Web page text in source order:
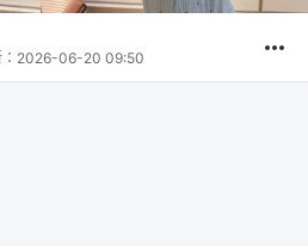
2026-06-20 09:50